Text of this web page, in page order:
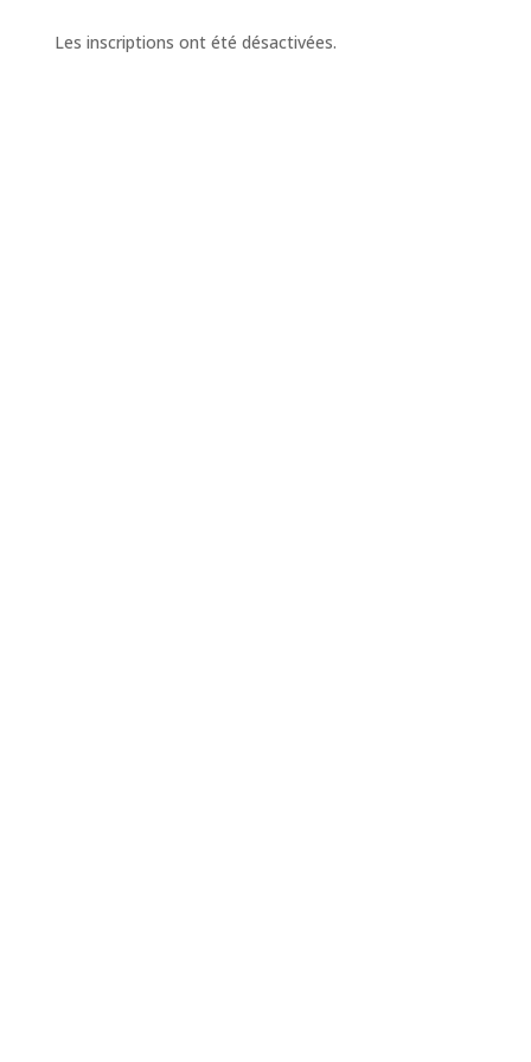
Les inscriptions ont été désactivées.